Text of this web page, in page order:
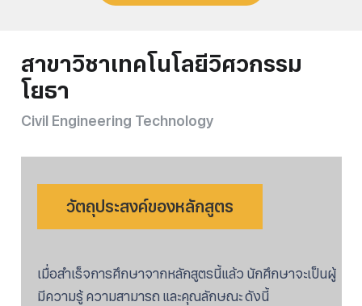
สาขาวิชาเทคโนโลยีวิศวกรรม
โยธา
Civil Engineering Technology
วัตถุประสงค์ของหลักสูตร
เมื่อสำเร็จการศึกษาจากหลักสูตรนี้แล้ว นักศึกษาจะเป็นผู้
มีความรู้ ความสามารถ และคุณลักษณะ ดังนี้